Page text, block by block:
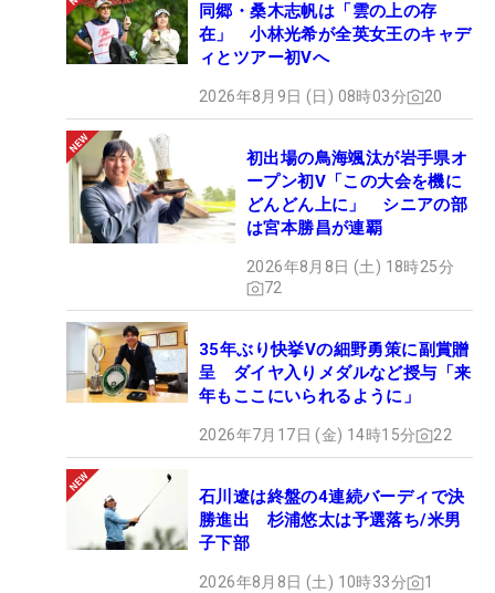
同郷・桑木志帆は「雲の上の存
在」 小林光希が全英女王のキャデ
ィとツアー初Vへ
2026年8月9日 (日) 08時03分 20
初出場の鳥海颯汰が岩手県オ
ープン初V「この大会を機に
どんどん上に」 シニアの部
は宮本勝昌が連覇
2026年8月8日 (土) 18時25分
72
35年ぶり快挙Vの細野勇策に副賞贈
呈 ダイヤ入りメダルなど授与「来
年もここにいられるように」
2026年7月17日 (金) 14時15分 22
石川遼は終盤の4連続バーディで決
勝進出 杉浦悠太は予選落ち/米男
子下部
2026年8月8日 (土) 10時33分 1